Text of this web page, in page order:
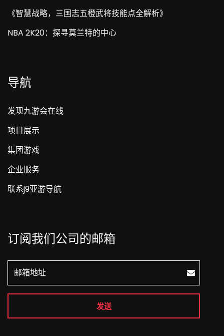
《智慧战略，三国志五橙武将技能点全解析》
NBA 2K20：探寻莫兰特的中心
导航
发现九游会在线
项目展示
集团游戏
企业服务
联系j9亚游导航
订阅我们公司的邮箱
发送